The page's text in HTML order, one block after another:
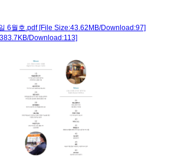
6월호.pdf[File Size:43.62MB/Download:97]
Download:113]